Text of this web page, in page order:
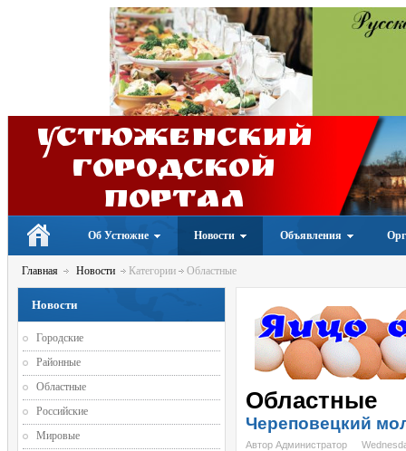
Устюженский
Городской
портал
Об Устюжне Новости Объявления
Главная Новости Категории Областные
Областные
Череповецкий
Автор Администратор
Новости
Городские
Районные
Областные
Российские
Мировые